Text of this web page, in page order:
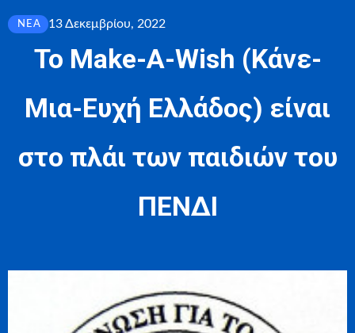
ΝΈΑ 13 Δεκεμβρίου, 2022
Το Make-A-Wish (Κάνε-
Μια-Ευχή Ελλάδος) είναι
στο πλάι των παιδιών του
ΠΕΝΔΙ